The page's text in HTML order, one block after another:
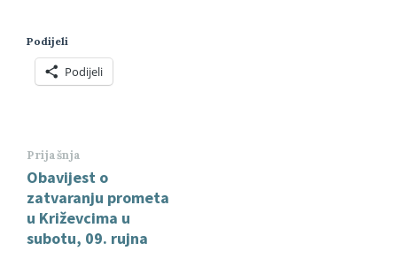
Podijeli
Podijeli
Prijašnja
Obavijest o
zatvaranju prometa
u Križevcima u
subotu, 09. rujna